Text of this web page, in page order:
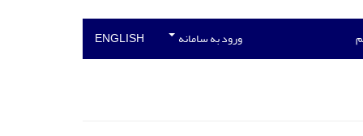
ورود به سامانه ENGLISH